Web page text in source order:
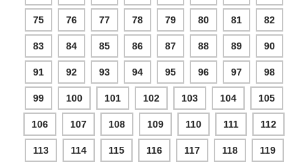
75 76 77 78 79 80 81 82
83 84 85 86 87 88 89 90
91 92 93 94 95 96 97 98
99 100 101 102 103 104 105
106 107 108 109 110 111 112
113 114 115 116 117 118 119